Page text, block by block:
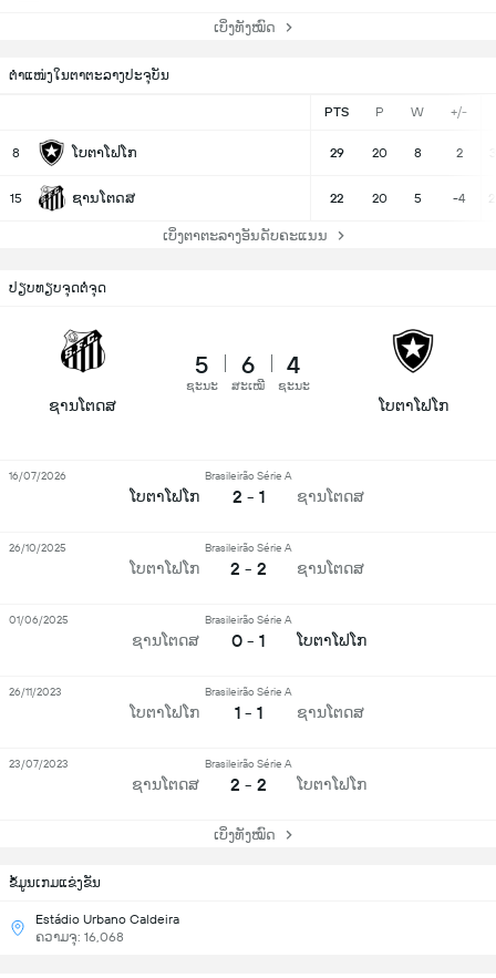
ເບິ່ງທັງໝົດ
ຕຳແໜ່ງໃນຕາຕະລາງປະຈຸບັນ
PTS P W +/-
8 ໂບຕາໂຟໂກ 29 20 8 2
15 ຊານໂຕດສ 22 20 5 -4
ເບິ່ງຕາຕະລາງອັນດັບຄະແນນ
ຂ້ໍມູນເກມແຂ່ງຂັນ
Estádio Urbano Caldeira
ຄວາມຈຸ: 16,068
ປຽບທຽບຈຸດຕໍ່ຈຸດ
ຊານໂຕດສ
5
ຊະນະ
6
ສະເໝີ
4
ຊະນະ
ໂບຕາໂຟໂກ
ໂບຕາໂຟໂກ
Brasileirão Série A
2 - 1 ຊານໂຕດສ
16/07/2026
ໂບຕາໂຟໂກ
Brasileirão Série A
2 - 2 ຊານໂຕດສ
26/10/2025
ຊານໂຕດສ
Brasileirão Série A
0 - 1 ໂບຕາໂຟໂກ
01/06/2025
ໂບຕາໂຟໂກ
Brasileirão Série A
1 - 1 ຊານໂຕດສ
26/11/2023
ຊານໂຕດສ
Brasileirão Série A
2 - 2 ໂບຕາໂຟໂກ
23/07/2023
ເບິ່ງທັງໝົດ